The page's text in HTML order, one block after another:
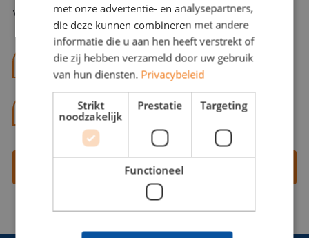
voor je klaar en helpt je graag!
benno@viajou.nl
06 13 28 62 71
Contact opnemen
met onze advertentie- en analysepartners,
die deze kunnen combineren met andere
informatie die u aan hen heeft verstrekt of
die zij hebben verzameld door uw gebruik
van hun diensten. Privacybeleid
Strikt
noodzakelijk
Prestatie Targeting
Functioneel